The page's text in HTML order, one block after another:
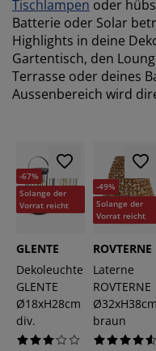
Tischlampen oder
Batterie oder Solar
Highlights in deine
Gartentisch, den
Terrasse oder deines
Aussenbereich wird
-67%
Solange der
Vorrat reicht
GLENTE
Dekoleuchte
GLENTE
Ø18xH28cm
div.
-49%
Solange der
Vorrat reicht
ROVTERNE
Laterne
ROVTERNE
Ø32xH38cm
braun